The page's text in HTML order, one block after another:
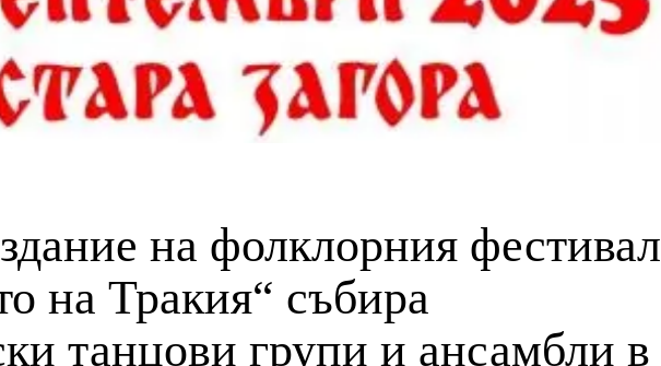
на фолклорния фестивал
на Тракия“ събира
танцови групи и ансамбли в